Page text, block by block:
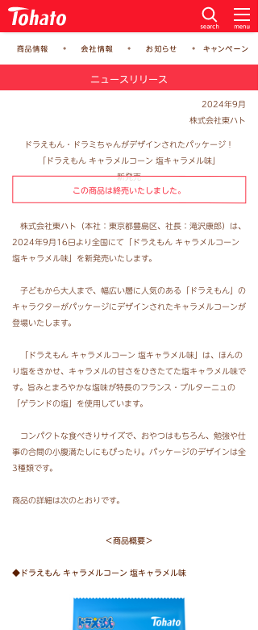
ニュースリリース
2024年9月
株式会社東ハト
ドラえもん・ドラミちゃんがデザインされたパッケージ！
「ドラえもん キャラメルコーン 塩キャラメル味」
新発売
この商品は終売いたしました。
株式会社東ハト（本社：東京都豊島区、社長：滝沢康郎）は、
2024年9月16日より全国にて「ドラえもん キャラメルコーン
塩キャラメル味」を新発売いたします。
子どもから大人まで、幅広い層に人気のある「ドラえもん」の
キャラクターがパッケージにデザインされたキャラメルコーンが
登場いたします。
「ドラえもん キャラメルコーン 塩キャラメル味」は、ほんの
り塩をきかせ、キャラメルの甘さをひきたてた塩キャラメル味で
す。旨みとまろやかな塩味が特長のフランス・ブルターニュの
「ゲランドの塩」を使用しています。
コンパクトな食べきりサイズで、おやつはもちろん、勉強や仕
事の合間の小腹満たしにもぴったり。パッケージのデザインは全
3種類です。
商品の詳細は次のとおりです。
＜商品概要＞
◆ドラえもん キャラメルコーン 塩キャラメル味